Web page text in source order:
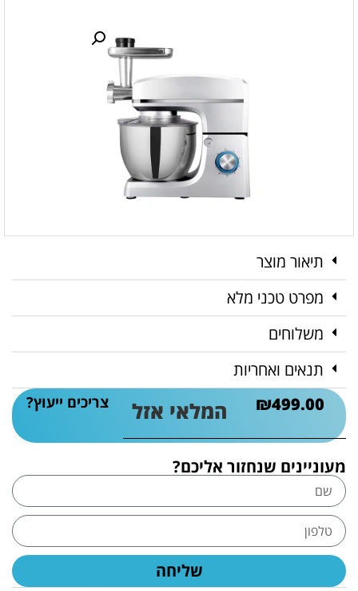
תיאור מוצר
מפרט טכני מלא
משלוחים
תנאים ואחריות
₪499.00 המלאי אזל צריכים ייעוץ?
מעוניינים שנחזור אליכם?
שליחה